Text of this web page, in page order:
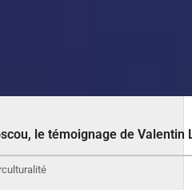
le témoignage de Valentin